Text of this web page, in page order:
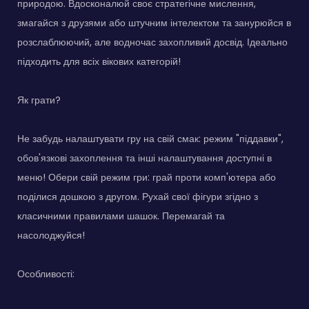
природою. Вдосконалюй своє стратегічне мислення,
змагайся з друзями або штучним інтелектом та занурюйся в
розслаблюючий, але водночас захопливий досвід. Ідеально
підходить для всіх вікових категорій!
Як грати?
Не забудь налаштувати гру на свій смак: режим "піддавки",
обов'язкові захоплення та інші налаштування доступні в
меню! Обери свій режим гри: грай проти комп'ютера або
поділися дошкою з другом. Рухай свої фігури згідно з
класичними правилами шашок. Перемагай та
насолоджуйся!
Особливості: